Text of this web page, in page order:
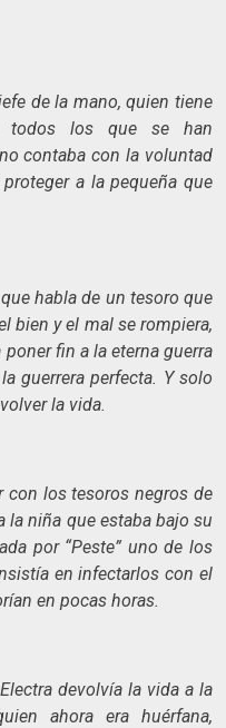
de la mano, quien tiene
todos los que se han
contaba con la voluntad
a la pequeña que
habla de un tesoro que
bien y el mal se rompiera,
fin a la eterna guerra
guerrera perfecta. Y solo
la vida.
con los tesoros negros de
la niña que estaba bajo su
por “Peste” uno de los
en infectarlos con el
en pocas horas.
devolvía la vida a la
ahora era huérfana,